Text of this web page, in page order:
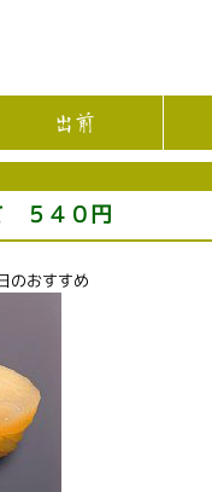
出前
５４０円
おすすめ